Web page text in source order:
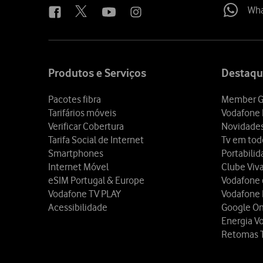
Produtos e Serviços
Pacotes fibra
Tarifários móveis
Verificar Cobertura
Tarifa Social de Internet
Smartphones
Internet Móvel
eSIM Portugal & Europe
Vodafone TV PLAY
Acessibilidade
Member
Vodafone
Tv em
Clube Viva
Vodafone
Vodafone
Google
Energia
Retomas